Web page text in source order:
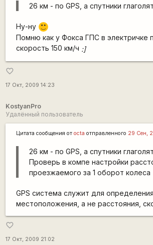
26 км - по GPS, а спутники
Ну-ну :)
Помню как у Фокса ГПС в электричке
скорость 150 км/ч :]
favorite_border
17 Окт, 2009 14:23
KostyanPro
Удалённый пользователь
Цитата сообщения от octa отправленного 29 Сен,
26 км - по GPS, а спутники
Проверь в компе настройки
проезжаемого за 1 оборот колеса
GPS система служит для определения
местоположения, а не расстояния,
favorite_border
17 Окт, 2009 21:02